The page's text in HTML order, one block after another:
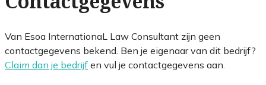
Van Esoa InternationaL Law Consultant zijn geen
contactgegevens bekend. Ben je eigenaar van dit bedrijf?
Claim dan je bedrijf en vul je contactgegevens aan.